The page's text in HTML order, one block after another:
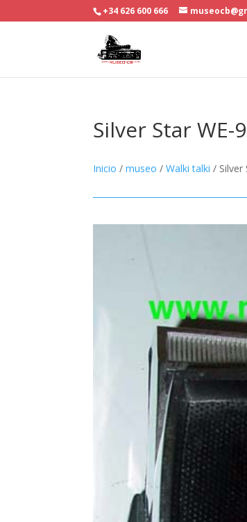
+34 626 600 666
Silver Star WE-
Inicio /museo /Walki talki / Silver